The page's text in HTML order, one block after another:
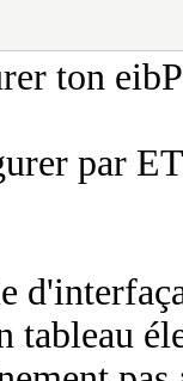
ton
par
tableau